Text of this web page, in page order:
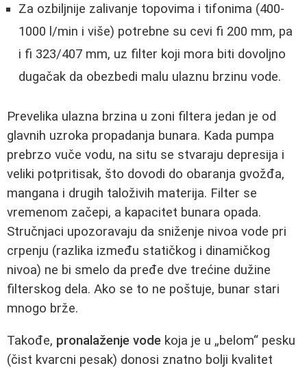
Za ozbiljnije zalivanje topovima i tifonima (400-
1000 l/min i više) potrebne su cevi fi 200 mm, pa
i fi 323/407 mm, uz filter koji mora biti dovoljno
dugačak da obezbedi malu ulaznu brzinu vode.
Prevelika ulazna brzina u zoni filtera jedan je od
glavnih uzroka propadanja bunara. Kada pumpa
prebrzo vuče vodu, na situ se stvaraju depresija i
veliki potpritisak, što dovodi do obaranja gvožđa,
mangana i drugih taloživih materija. Filter se
vremenom začepi, a kapacitet bunara opada.
Stručnjaci upozoravaju da sniženje nivoa vode pri
crpenju (razlika između statičkog i dinamičkog
nivoa) ne bi smelo da pređe dve trećine dužine
filterskog dela. Ako se to ne poštuje, bunar stari
mnogo brže.
Takođe, pronalaženje vode koja je u „belom“ pesku
(čist kvarcni pesak) donosi znatno bolji kvalitet